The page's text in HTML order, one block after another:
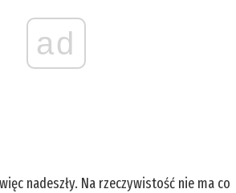
ad
nadeszły. Na rzeczywistość nie ma co